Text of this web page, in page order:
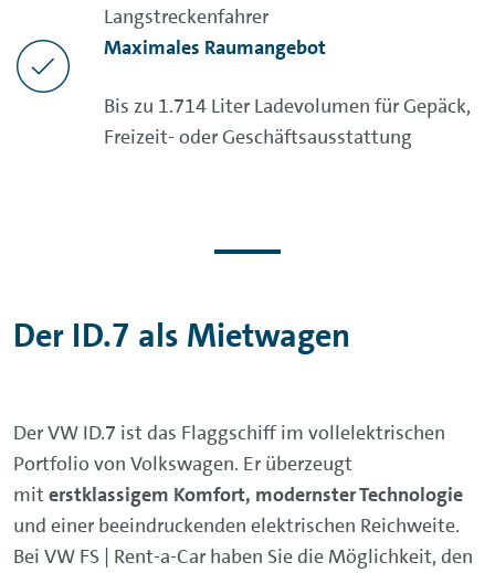
Langstreckenfahrer
Maximales Raumangebot
Bis zu 1.714 Liter Ladevolumen für Gepäck,
Freizeit- oder Geschäftsausstattung
Der ID.7 als Mietwagen
Der VW ID.7 ist das Flaggschiff im vollelektrischen
Portfolio von Volkswagen. Er überzeugt
mit erstklassigem Komfort, modernster Technologie
und einer beeindruckenden elektrischen Reichweite.
Bei VW FS | Rent-a-Car haben Sie die Möglichkeit, den